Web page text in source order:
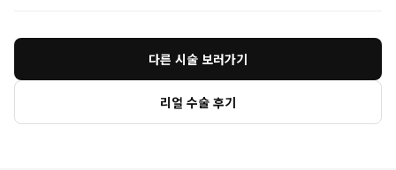
다른 시술 보러가기
리얼 수술 후기